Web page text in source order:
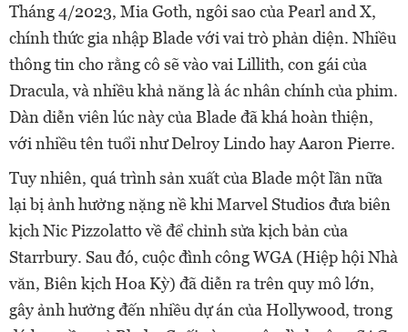
Tháng 4/2023, Mia Goth, ngôi sao của Pearl and X,
chính thức gia nhập Blade với vai trò phản diện. Nhiều
thông tin cho rằng cô sẽ vào vai Lillith, con gái của
Dracula, và nhiều khả năng là ác nhân chính của phim.
Dàn diễn viên lúc này của Blade đã khá hoàn thiện,
với nhiều tên tuổi như Delroy Lindo hay Aaron Pierre.
Tuy nhiên, quá trình sản xuất của Blade một lần nữa
lại bị ảnh hưởng nặng nề khi Marvel Studios đưa biên
kịch Nic Pizzolatto về để chỉnh sửa kịch bản của
Starrbury. Sau đó, cuộc đình công WGA (Hiệp hội Nhà
văn, Biên kịch Hoa Kỳ) đã diễn ra trên quy mô lớn,
gây ảnh hưởng đến nhiều dự án của Hollywood, trong